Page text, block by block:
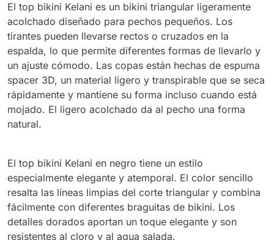
El top bikini Kelani es un bikini triangular ligeramente
acolchado diseñado para pechos pequeños. Los
tirantes pueden llevarse rectos o cruzados en la
espalda, lo que permite diferentes formas de llevarlo y
un ajuste cómodo. Las copas están hechas de espuma
spacer 3D, un material ligero y transpirable que se seca
rápidamente y mantiene su forma incluso cuando está
mojado. El ligero acolchado da al pecho una forma
natural.
El top bikini Kelani en negro tiene un estilo
especialmente elegante y atemporal. El color sencillo
resalta las líneas limpias del corte triangular y combina
fácilmente con diferentes braguitas de bikini. Los
detalles dorados aportan un toque elegante y son
resistentes al cloro y al agua salada.